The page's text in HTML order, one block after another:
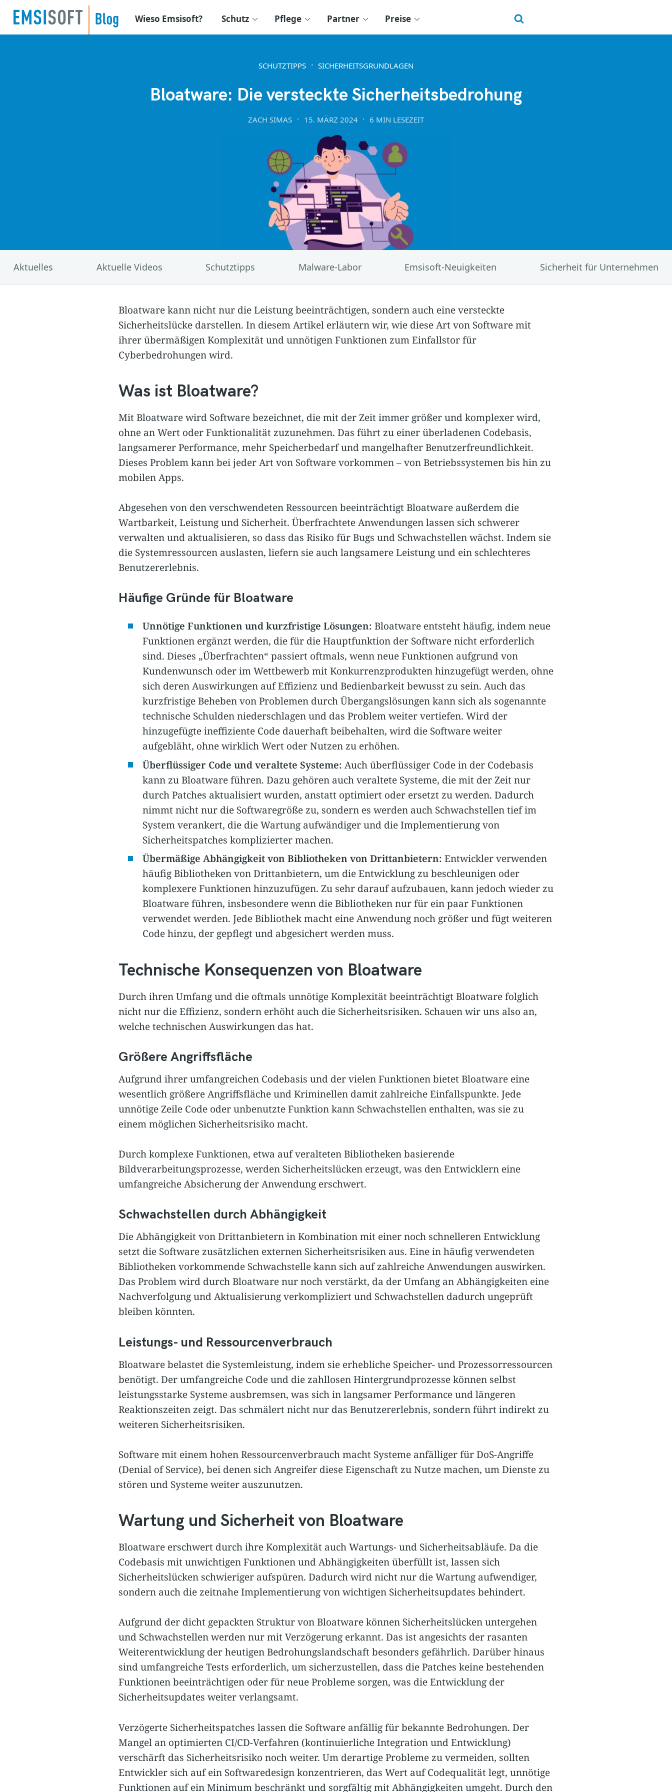
Wieso Emsisoft? Schutz Pflege Partner Preise
SCHUTZTIPPS SICHERHEITSGRUNDLAGEN
Bloatware: Die versteckte Sicherheitsbedrohung
ZACH SIMAS 15. MÄRZ 2024 6 MIN LESEZEIT
Aktuelles Aktuelle Videos Schutztipps Malware-Labor Emsisoft-Neuigkeiten Sicherheit für Unternehmen
Bloatware kann nicht nur die Leistung beeinträchtigen, sondern auch eine versteckte
Sicherheitslücke darstellen. In diesem Artikel erläutern wir, wie diese Art von Software mit
ihrer übermäßigen Komplexität und unnötigen Funktionen zum Einfallstor für
Cyberbedrohungen wird.
Was ist Bloatware?
Mit Bloatware wird Software bezeichnet, die mit der Zeit immer größer und komplexer wird,
ohne an Wert oder Funktionalität zuzunehmen. Das führt zu einer überladenen Codebasis,
langsamerer Performance, mehr Speicherbedarf und mangelhafter Benutzerfreundlichkeit.
Dieses Problem kann bei jeder Art von Software vorkommen – von Betriebssystemen bis hin zu
mobilen Apps.
Abgesehen von den verschwendeten Ressourcen beeinträchtigt Bloatware außerdem die
Wartbarkeit, Leistung und Sicherheit. Überfrachtete Anwendungen lassen sich schwerer
verwalten und aktualisieren, so dass das Risiko für Bugs und Schwachstellen wächst. Indem sie
die Systemressourcen auslasten, liefern sie auch langsamere Leistung und ein schlechteres
Benutzererlebnis.
Häufige Gründe für Bloatware
Unnötige Funktionen und kurzfristige Lösungen: Bloatware entsteht häufig, indem neue
Funktionen ergänzt werden, die für die Hauptfunktion der Software nicht erforderlich
sind. Dieses „Überfrachten“ passiert oftmals, wenn neue Funktionen aufgrund von
Kundenwunsch oder im Wettbewerb mit Konkurrenzprodukten hinzugefügt werden, ohne
sich deren Auswirkungen auf Effizienz und Bedienbarkeit bewusst zu sein. Auch das
kurzfristige Beheben von Problemen durch Übergangslösungen kann sich als sogenannte
technische Schulden niederschlagen und das Problem weiter vertiefen. Wird der
hinzugefügte ineffiziente Code dauerhaft beibehalten, wird die Software weiter
aufgebläht, ohne wirklich Wert oder Nutzen zu erhöhen.
Überflüssiger Code und veraltete Systeme: Auch überflüssiger Code in der Codebasis
kann zu Bloatware führen. Dazu gehören auch veraltete Systeme, die mit der Zeit nur
durch Patches aktualisiert wurden, anstatt optimiert oder ersetzt zu werden. Dadurch
nimmt nicht nur die Softwaregröße zu, sondern es werden auch Schwachstellen tief im
System verankert, die die Wartung aufwändiger und die Implementierung von
Sicherheitspatches komplizierter machen.
Übermäßige Abhängigkeit von Bibliotheken von Drittanbietern: Entwickler verwenden
häufig Bibliotheken von Drittanbietern, um die Entwicklung zu beschleunigen oder
komplexere Funktionen hinzuzufügen. Zu sehr darauf aufzubauen, kann jedoch wieder zu
Bloatware führen, insbesondere wenn die Bibliotheken nur für ein paar Funktionen
verwendet werden. Jede Bibliothek macht eine Anwendung noch größer und fügt weiteren
Code hinzu, der gepflegt und abgesichert werden muss.
Technische Konsequenzen von Bloatware
Durch ihren Umfang und die oftmals unnötige Komplexität beeinträchtigt Bloatware folglich
nicht nur die Effizienz, sondern erhöht auch die Sicherheitsrisiken. Schauen wir uns also an,
welche technischen Auswirkungen das hat.
Größere Angriffsfläche
Aufgrund ihrer umfangreichen Codebasis und der vielen Funktionen bietet Bloatware eine
wesentlich größere Angriffsfläche und Kriminellen damit zahlreiche Einfallspunkte. Jede
unnötige Zeile Code oder unbenutzte Funktion kann Schwachstellen enthalten, was sie zu
einem möglichen Sicherheitsrisiko macht.
Durch komplexe Funktionen, etwa auf veralteten Bibliotheken basierende
Bildverarbeitungsprozesse, werden Sicherheitslücken erzeugt, was den Entwicklern eine
umfangreiche Absicherung der Anwendung erschwert.
Schwachstellen durch Abhängigkeit
Die Abhängigkeit von Drittanbietern in Kombination mit einer noch schnelleren Entwicklung
setzt die Software zusätzlichen externen Sicherheitsrisiken aus. Eine in häufig verwendeten
Bibliotheken vorkommende Schwachstelle kann sich auf zahlreiche Anwendungen auswirken.
Das Problem wird durch Bloatware nur noch verstärkt, da der Umfang an Abhängigkeiten eine
Nachverfolgung und Aktualisierung verkompliziert und Schwachstellen dadurch ungeprüft
bleiben könnten.
Leistungs- und Ressourcenverbrauch
Bloatware belastet die Systemleistung, indem sie erhebliche Speicher- und Prozessorressourcen
benötigt. Der umfangreiche Code und die zahllosen Hintergrundprozesse können selbst
leistungsstarke Systeme ausbremsen, was sich in langsamer Performance und längeren
Reaktionszeiten zeigt. Das schmälert nicht nur das Benutzererlebnis, sondern führt indirekt zu
weiteren Sicherheitsrisiken.
Software mit einem hohen Ressourcenverbrauch macht Systeme anfälliger für DoS-Angriffe
(Denial of Service), bei denen sich Angreifer diese Eigenschaft zu Nutze machen, um Dienste zu
stören und Systeme weiter auszunutzen.
Wartung und Sicherheit von Bloatware
Bloatware erschwert durch ihre Komplexität auch Wartungs- und Sicherheitsabläufe. Da die
Codebasis mit unwichtigen Funktionen und Abhängigkeiten überfüllt ist, lassen sich
Sicherheitslücken schwieriger aufspüren. Dadurch wird nicht nur die Wartung aufwendiger,
sondern auch die zeitnahe Implementierung von wichtigen Sicherheitsupdates behindert.
Aufgrund der dicht gepackten Struktur von Bloatware können Sicherheitslücken untergehen
und Schwachstellen werden nur mit Verzögerung erkannt. Das ist angesichts der rasanten
Weiterentwicklung der heutigen Bedrohungslandschaft besonders gefährlich. Darüber hinaus
sind umfangreiche Tests erforderlich, um sicherzustellen, dass die Patches keine bestehenden
Funktionen beeinträchtigen oder für neue Probleme sorgen, was die Entwicklung der
Sicherheitsupdates weiter verlangsamt.
Verzögerte Sicherheitspatches lassen die Software anfällig für bekannte Bedrohungen. Der
Mangel an optimierten CI/CD-Verfahren (kontinuierliche Integration und Entwicklung)
verschärft das Sicherheitsrisiko noch weiter. Um derartige Probleme zu vermeiden, sollten
Entwickler sich auf ein Softwaredesign konzentrieren, das Wert auf Codequalität legt, unnötige
Funktionen auf ein Minimum beschränkt und sorgfältig mit Abhängigkeiten umgeht. Durch den